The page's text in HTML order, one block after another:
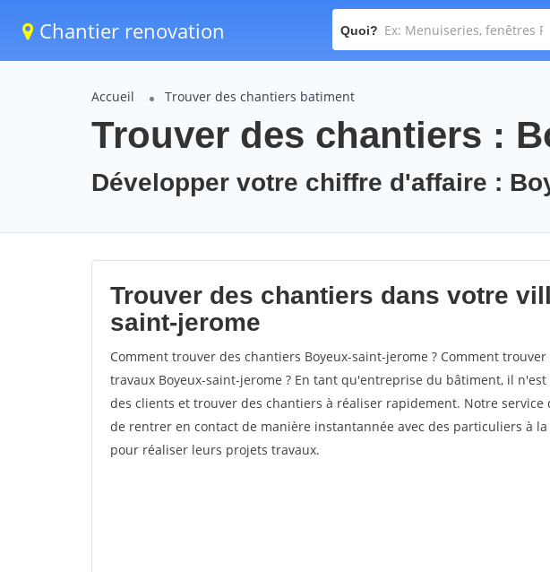
Chantier renovation Quoi?
Accueil Trouver des chantiers batiment
Trouver des chantiers :
Développer votre chiffre d'affaire :
Trouver des chantiers dans votre
saint-jerome
Comment trouver des chantiers Boyeux-saint-jerome ? Comment
travaux Boyeux-saint-jerome ? En tant qu'entreprise du bâtiment, il
des clients et trouver des chantiers à réaliser rapidement. Notre
de rentrer en contact de manière instantannée avec des particuliers à
pour réaliser leurs projets travaux.